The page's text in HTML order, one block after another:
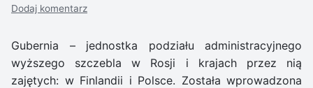
Dodaj komentarz
Gubernia – jednostka podziału administracyjnego
wyższego szczebla w Rosji i krajach przez nią
zajętych: w Finlandii i Polsce. Została wprowadzona